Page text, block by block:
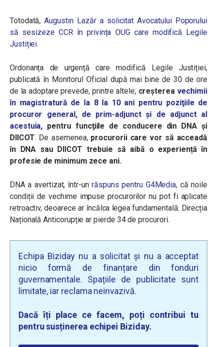
Totodată,Augustin Lazăr a solicitat Avocatului Poporului
să sesizeze CCR în privința OUG care modifică Legile
Justiției.
Ordonanța de urgență care modifică Legile Justiției,
publicată în Monitorul Oficial după mai bine de 30 de ore
de la adoptare prevede, printre altele, creștereavechimii
în magistratură de la 8 la 10 ani pentru poziţiile de
procuror general, de prim-adjunct şi de adjunct al
acestuia, pentru funcţiile de conducere din DNA şi
DIICOT. De asemenea, procurorii care vor să acceadă
în DNA sau DIICOT trebuie să aibă o experiență în
profesie de minimum zece ani.
DNA a avertizat, într-unrăspuns pentru G4Media, că noile
condiții de vechime impuse procurorilor nu pot fi aplicate
retroactiv, deoarece ar încălca legea fundamentală: Direcția
Națională Anticorupție ar pierde 34 de procurori.
Echipa Biziday nu a solicitat și nu a acceptat
nicio formă de finanțare din fonduri
guvernamentale. Spațiile de publicitate sunt
limitate, iar reclama neinvazivă.
Dacă îți place ce facem, poți contribui tu
pentru susținerea echipei Biziday.